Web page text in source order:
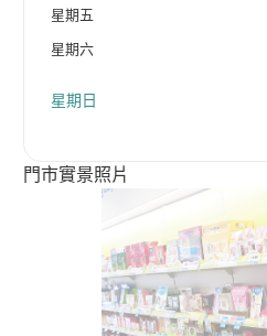
星期五
星期六
星期日
門市實景照片